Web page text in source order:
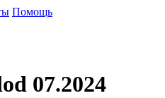
Помощь
07.2024